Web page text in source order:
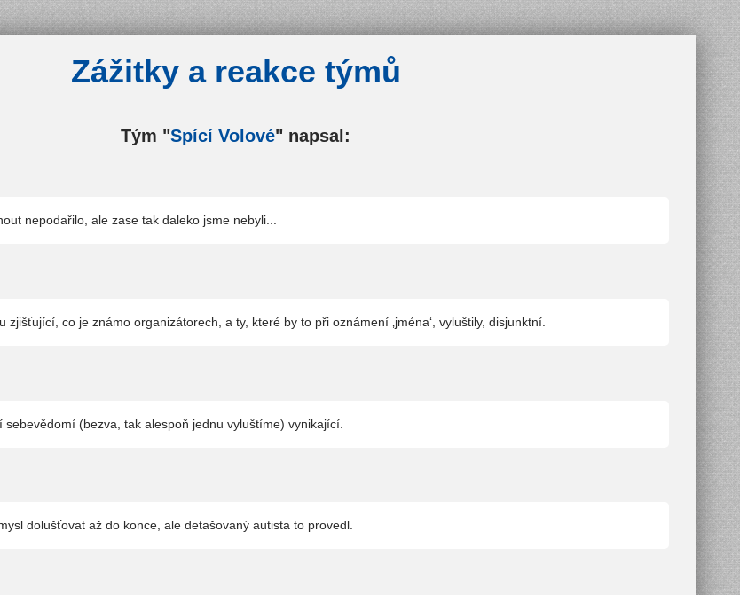
Zážitky a reakce týmů
Tým "Spící Volové" napsal:
nepodařilo, ale zase tak daleko jsme nebyli...
zjišťující, co je známo organizátorech, a ty, které by to při oznámení ‚jména‘, vyluštily, disjunktní.
(bezva, tak alespoň jednu vyluštíme) vynikající.
dolušťovat až do konce, ale detašovaný autista to provedl.